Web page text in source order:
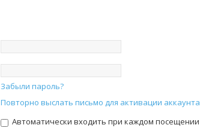
Забыли пароль?
Повторно выслать письмо для активации аккаунта
Автоматически входить при каждом посещении